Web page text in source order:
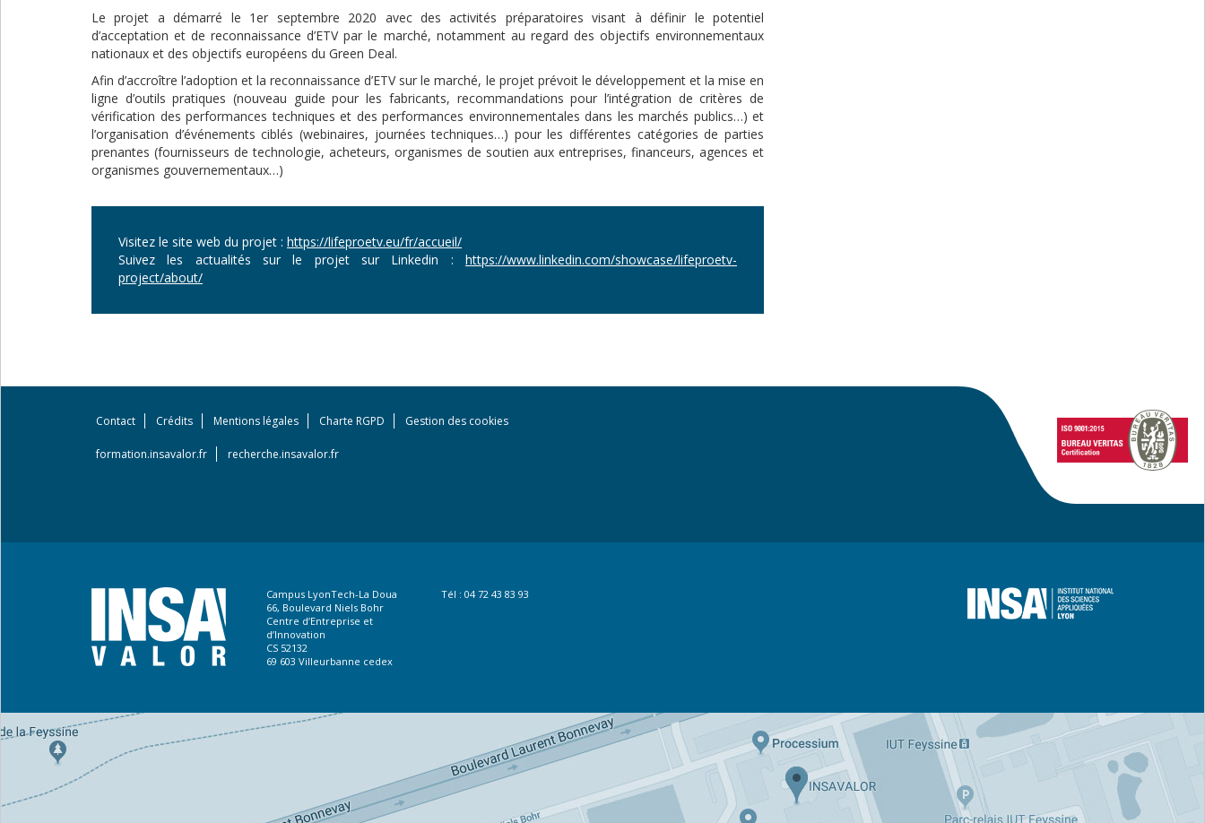
Le projet a démarré le 1er septembre 2020 avec des activités préparatoires visant à définir le potentiel
d’acceptation et de reconnaissance d’ETV par le marché, notamment au regard des objectifs environnementaux
nationaux et des objectifs européens du Green Deal.
Afin d’accroître l’adoption et la reconnaissance d’ETV sur le marché, le projet prévoit le développement et la mise en
ligne d’outils pratiques (nouveau guide pour les fabricants, recommandations pour l’intégration de critères de
vérification des performances techniques et des performances environnementales dans les marchés publics…) et
l’organisation d’événements ciblés (webinaires, journées techniques…) pour les différentes catégories de parties
prenantes (fournisseurs de technologie, acheteurs, organismes de soutien aux entreprises, financeurs, agences et
organismes gouvernementaux…)
Visitez le site web du projet : https://lifeproetv.eu/fr/accueil/
Suivez les actualités sur le projet sur Linkedin : https://www.linkedin.com/showcase/lifeproetv-
project/about/
Footer
menu
Contact Crédits Mentions légales Charte RGPD Gestion des cookies
formation.insavalor.fr recherche.insavalor.fr
Campus LyonTech-La Doua
66, Boulevard Niels Bohr
Centre d’Entreprise et
d’Innovation
CS 52132
69 603 Villeurbanne cedex
Tél : 04 72 43 83 93